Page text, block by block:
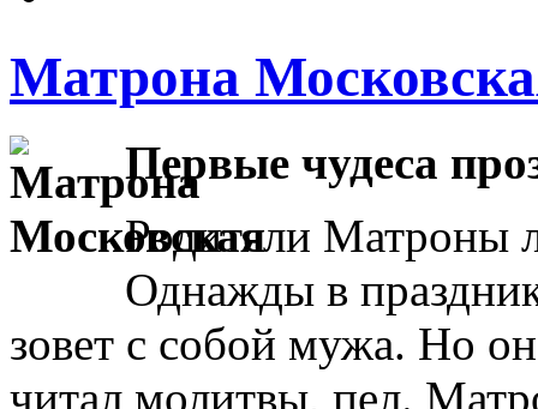
Матрона
Первые чудеса
Родители Матроны
Однажды в
зовет с собой мужа. Но
читал молитвы, пел.